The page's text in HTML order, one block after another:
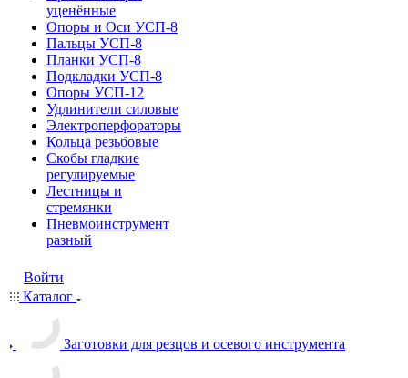
уценённые
Опоры и Оси УСП-8
Пальцы УСП-8
Планки УСП-8
Подкладки УСП-8
Опоры УСП-12
Удлинители силовые
Электроперфораторы
Кольца резьбовые
Скобы гладкие
регулируемые
Лестницы и
стремянки
Пневмоинструмент
разный
Войти
Каталог
Заготовки для резцов и осевого инструмента